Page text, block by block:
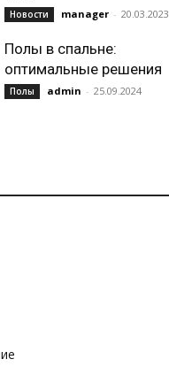
Новости manager - 20.03.2023
Полы в спальне:
оптимальные решения
Полы admin - 25.09.2024